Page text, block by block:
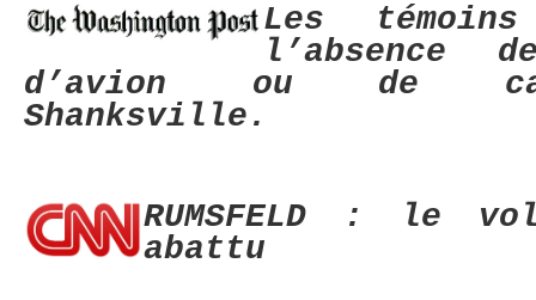
Les
l’absence
d’avion ou de
Shanksville.
RUMSFELD : le
abattu